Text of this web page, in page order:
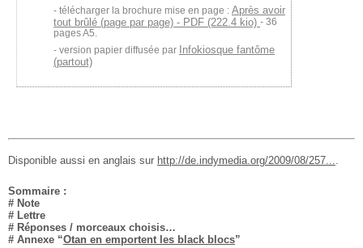
télécharger la brochure mise en page : Après avoir
tout brûlé (page par page) - PDF (222.4 kio) - 36
pages A5.
version papier diffusée par Infokiosque fantôme
(partout)
Disponible aussi en anglais sur http://de.indymedia.org/2009/08/257....
Sommaire :
# Note
# Lettre
# Réponses / morceaux choisis…
# Annexe “Otan en emportent les black blocs”